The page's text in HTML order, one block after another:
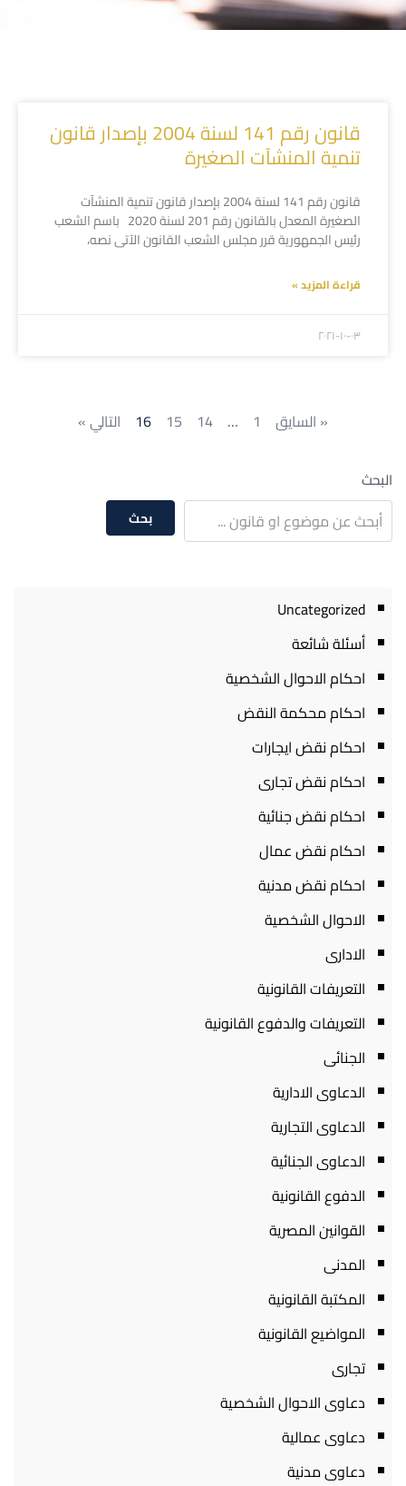
قانون رقم 141 لسنة 2004 بإصدار قانون
تنمية المنشآت الصغيرة
قانون رقم 141 لسنة 2004 بإصدار قانون تنمية المنشآت
الصغيرة المعدل بالقانون رقم 201 لسنة 2020 باسم الشعب
رئيس الجمهورية قرر مجلس الشعب القانون الآتى نصه،
قراءة المزيد »
۲۰۲۱-۱۰-۰۳
« السايق 1
…
14
15
16 التالي »
البحث
بحث
Uncategorized
أسئلة شائعة
احكام الاحوال الشخصية
احكام محكمة النقض
احكام نقض ايجارات
احكام نقض تجارى
احكام نقض جنائية
احكام نقض عمال
احكام نقض مدنية
الاحوال الشخصية
الادارى
التعريفات القانونية
التعريفات والدفوع القانونية
الجنائى
الدعاوى الادارية
الدعاوى التجارية
الدعاوى الجنائية
الدفوع القانونية
القوانين المصرية
المدنى
المكتبة القانونية
المواضيع القانونية
تجارى
دعاوى الاحوال الشخصية
دعاوى عمالية
دعاوى مدنية